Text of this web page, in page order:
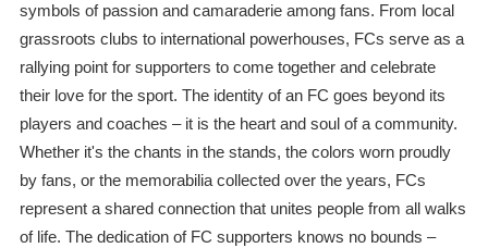
symbols of passion and camaraderie among fans. From local
grassroots clubs to international powerhouses, FCs serve as a
rallying point for supporters to come together and celebrate
their love for the sport. The identity of an FC goes beyond its
players and coaches – it is the heart and soul of a community.
Whether it's the chants in the stands, the colors worn proudly
by fans, or the memorabilia collected over the years, FCs
represent a shared connection that unites people from all walks
of life. The dedication of FC supporters knows no bounds –